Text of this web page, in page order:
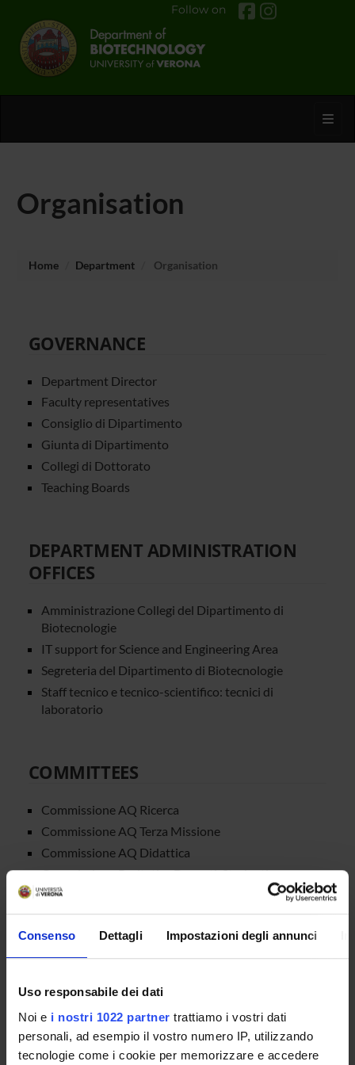
Consenso Dettagli Impostazioni degli annunci
Uso responsabile dei dati
Noi e i nostri 1022 partner trattiamo i vostri dati
personali, ad esempio il vostro numero IP, utilizzando
tecnologie come i cookie per memorizzare e accedere
Follow on
Organisation
Home Department Organisation
GOVERNANCE
Department Director
Faculty representatives
Consiglio di Dipartimento
Giunta di Dipartimento
Collegi di Dottorato
Teaching Boards
DEPARTMENT ADMINISTRATION
OFFICES
Amministrazione Collegi del Dipartimento di
Biotecnologie
IT support for Science and Engineering Area
Segreteria del Dipartimento di Biotecnologie
Staff tecnico e tecnico-scientifico: tecnici di
laboratorio
COMMITTEES
Commissione AQ Ricerca
Commissione AQ Terza Missione
Commissione AQ Didattica
Commissione Paritetica Docenti-Studenti
Commissione Internazionalizzazione
Commissione Orientamento
OFFICES
Course administration office for Science and
Engineering students